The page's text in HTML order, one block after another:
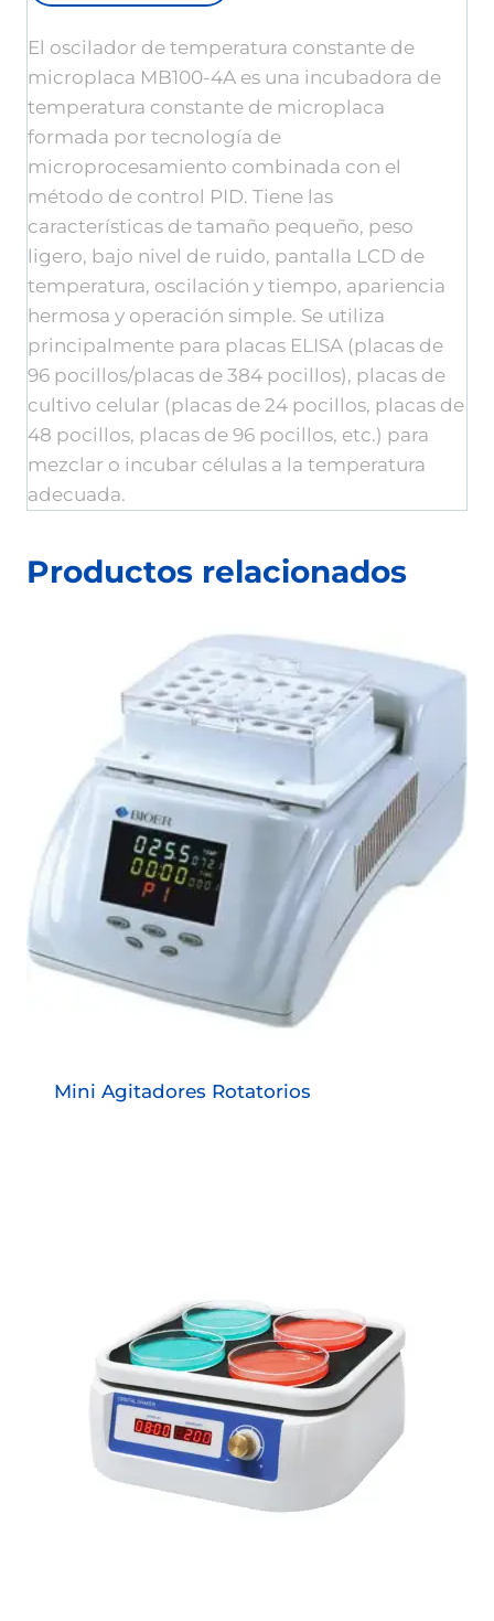
El oscilador de temperatura constante de
microplaca MB100-4A es una incubadora de
temperatura constante de microplaca
formada por tecnología de
microprocesamiento combinada con el
método de control PID. Tiene las
características de tamaño pequeño, peso
ligero, bajo nivel de ruido, pantalla LCD de
temperatura, oscilación y tiempo, apariencia
hermosa y operación simple. Se utiliza
principalmente para placas ELISA (placas de
96 pocillos/placas de 384 pocillos), placas de
cultivo celular (placas de 24 pocillos, placas de
48 pocillos, placas de 96 pocillos, etc.) para
mezclar o incubar células a la temperatura
adecuada.
Productos relacionados
Mini Agitadores Rotatorios